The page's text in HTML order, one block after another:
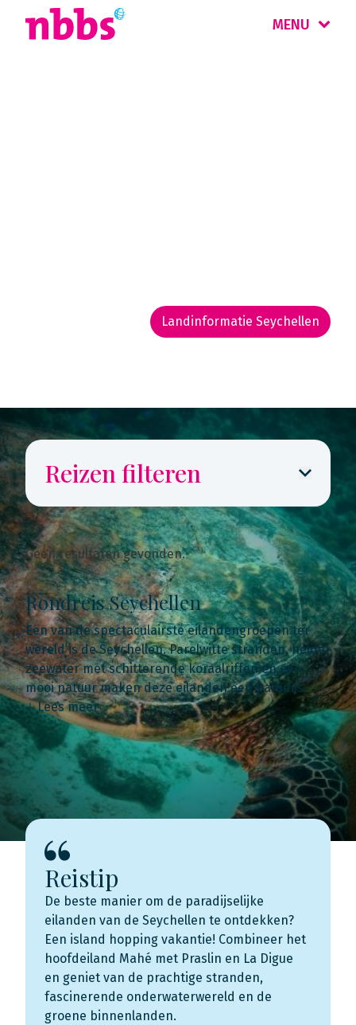
MENU
Landinformatie Seychellen
Reizen filteren
Geen resultaten gevonden.
Rondreis Seychellen
Een van de spectaculairste eilandengroepen ter
wereld is de Seychellen. Parelwitte stranden, helder
zeewater met schitterende koraalriffen en een
mooi natuur maken deze eilanden een paradijs.
Lees meer
Reistip
De beste manier om de paradijselijke
eilanden van de Seychellen te ontdekken?
Een island hopping vakantie! Combineer het
hoofdeiland Mahé met Praslin en La Digue
en geniet van de prachtige stranden,
fascinerende onderwaterwereld en de
groene binnenlanden.